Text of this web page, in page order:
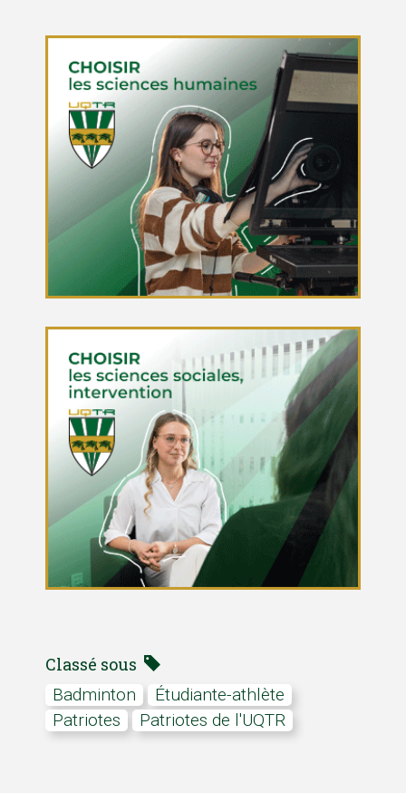
Classé sous
Badminton
Étudiante-athlète
Patriotes
Patriotes de l'UQTR